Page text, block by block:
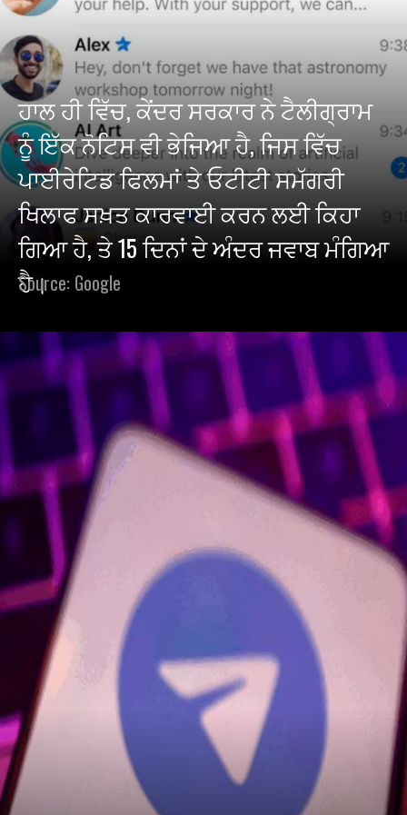
ਹਾਲ ਹੀ ਵਿੱਚ, ਕੇਂਦਰ ਸਰਕਾਰ ਨੇ ਟੈਲੀਗ੍ਰਾਮ
ਨੂੰ ਇੱਕ ਨੋਟਿਸ ਵੀ ਭੇਜਿਆ ਹੈ, ਜਿਸ ਵਿੱਚ
ਪਾਈਰੇਟਿਡ ਫਿਲਮਾਂ ਤੇ ਓਟੀਟੀ ਸਮੱਗਰੀ
ਖਿਲਾਫ ਸਖ਼ਤ ਕਾਰਵਾਈ ਕਰਨ ਲਈ ਕਿਹਾ
ਗਿਆ ਹੈ, ਤੇ 15 ਦਿਨਾਂ ਦੇ ਅੰਦਰ ਜਵਾਬ ਮੰਗਿਆ
ਹੈ।
Source: Google